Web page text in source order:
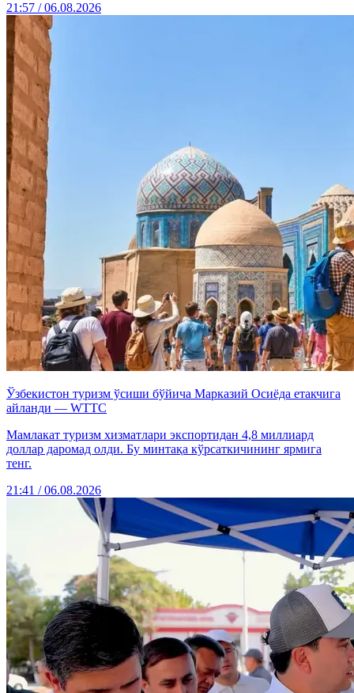
21:57 / 06.08.2026
Ўзбекистон туризм ўсиши бўйича Марказий Осиёда етакчига
айланди — WTTC
Мамлакат туризм хизматлари экспортидан 4,8 миллиард
доллар даромад олди. Бу минтақа кўрсаткичининг ярмига
тенг.
21:41 / 06.08.2026